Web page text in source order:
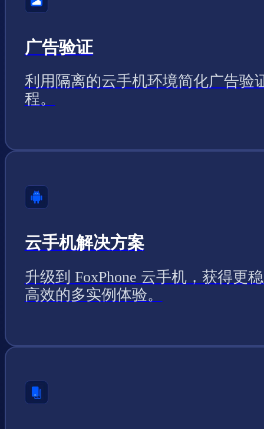
广告验证
利用隔离的云手机环境简化广告验
程。
云手机解决方案
升级到 FoxPhone 云手机，获得更
高效的多实例体验。